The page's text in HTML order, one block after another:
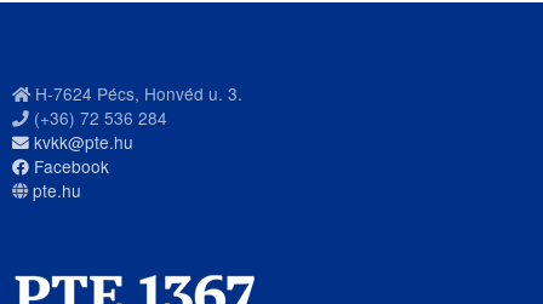
H-7624 Pécs, Honvéd u. 3.
(+36) 72 536 284
kvkk@pte.hu
Facebook
pte.hu